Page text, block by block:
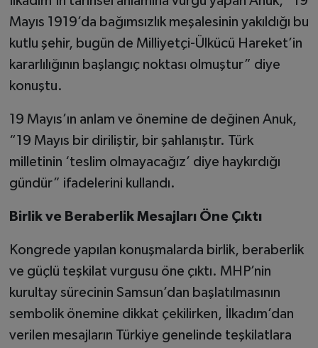
Mayıs 1919’da bağımsızlık meşalesinin yakıldığı bu
kutlu şehir, bugün de Milliyetçi-Ülkücü Hareket’in
kararlılığının başlangıç noktası olmuştur” diye
konuştu.
19 Mayıs’ın anlam ve önemine de değinen Anuk,
“19 Mayıs bir diriliştir, bir şahlanıştır. Türk
milletinin ‘teslim olmayacağız’ diye haykırdığı
gündür” ifadelerini kullandı.
Birlik ve Beraberlik Mesajları Öne Çıktı
Kongrede yapılan konuşmalarda birlik, beraberlik
ve güçlü teşkilat vurgusu öne çıktı. MHP’nin
kurultay sürecinin Samsun’dan başlatılmasının
sembolik önemine dikkat çekilirken, İlkadım’dan
verilen mesajların Türkiye genelinde teşkilatlara